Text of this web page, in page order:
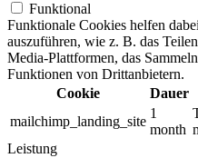
Funktional
Funktionale Cookies helfen
auszuführen, wie z. B. das
Media-Plattformen, das
Funktionen von Drittanbietern.
Cookie
Dauer
mailchimp_landing_site
1
month
Leistung